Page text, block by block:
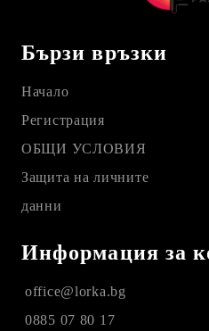
Бързи връзки
Начало
Регистрация
ОБЩИ УСЛОВИЯ
Защита на личните
данни
Информация за
office@lorka.bg
0885 07 80 17